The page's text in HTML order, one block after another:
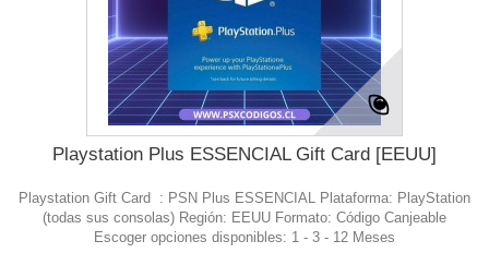
Playstation Plus ESSENCIAL Gift Card [EEUU]
Playstation Gift Card : PSN Plus ESSENCIAL Plataforma: PlayStation
(todas sus consolas) Región: EEUU Formato: Código Canjeable
Escoger opciones disponibles: 1 - 3 - 12 Meses